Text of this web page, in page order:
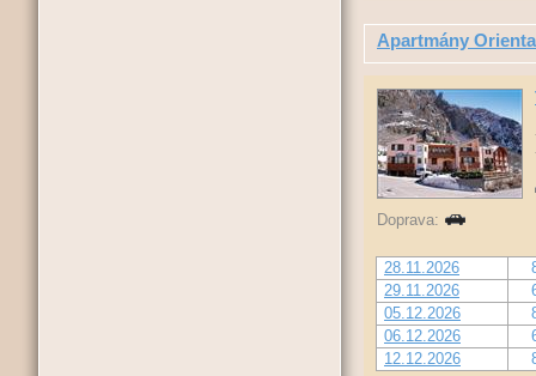
Apartmány
Doprava:
28.11.2026
29.11.2026
05.12.2026
06.12.2026
12.12.2026